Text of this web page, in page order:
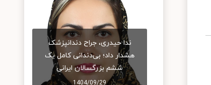
ندا حیدری، جراح دندانپزشک
هشدار داد؛ بی‌دندانی کامل یک
ششم بزرگسالان ایرانی
1404/09/29